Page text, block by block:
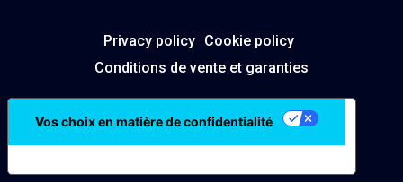
Privacy policy Cookie policy
Conditions de vente et garanties
Vos choix en matière de confidentialité